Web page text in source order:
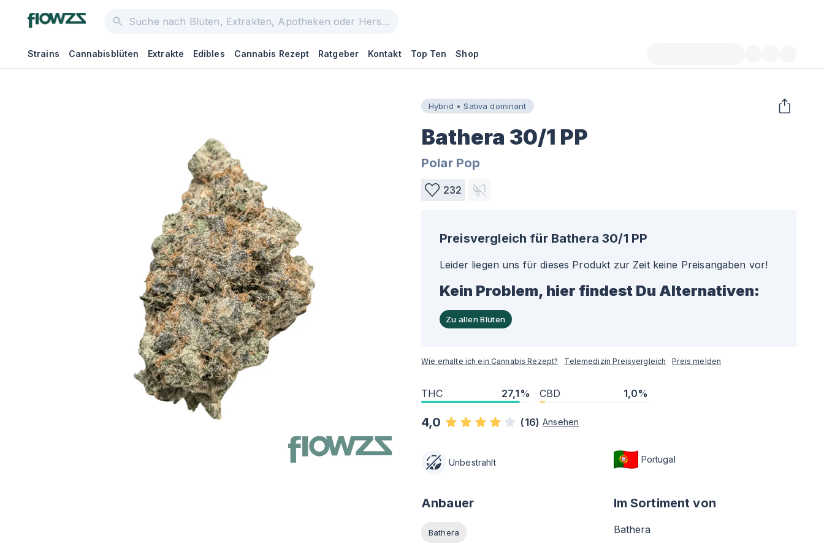
Strains Cannabisblüten Extrakte Edibles Cannabis Rezept Ratgeber Kontakt Top Ten Shop
Hybrid • Sativa dominant
Bathera 30/1 PP
Polar Pop
232
Preisvergleich für Bathera 30/1 PP
Leider liegen uns für dieses Produkt zur Zeit keine Preisangaben vor!
Kein Problem, hier findest Du Alternativen:
Zu allen Blüten
Wie erhalte ich ein Cannabis Rezept? Telemedizin Preisvergleich Preis melden
THC 27,1% CBD 1,0%
4,0 (16) Ansehen
Unbestrahlt Portugal
Anbauer
Bathera
Im Sortiment von
Bathera